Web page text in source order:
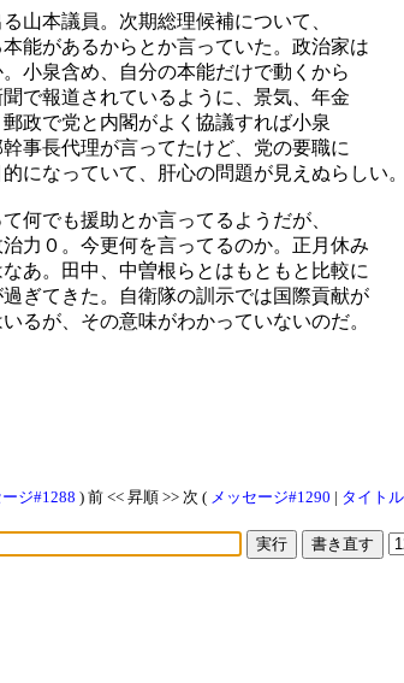
山本議員。次期総理候補について、
能があるからとか言っていた。政治家は
小泉含め、自分の本能だけで動くから
で報道されているように、景気、年金
政で党と内閣がよく協議すれば小泉
事長代理が言ってたけど、党の要職に
になっていて、肝心の問題が見えぬらしい。
何でも援助とか言ってるようだが、
力０。今更何を言ってるのか。正月休み
あ。田中、中曽根らとはもともと比較に
ぎてきた。自衛隊の訓示では国際貢献が
るが、その意味がわかっていないのだ。
ジ#1288 ) 前 << 昇順 >> 次 ( メッセージ#1290 | タイト